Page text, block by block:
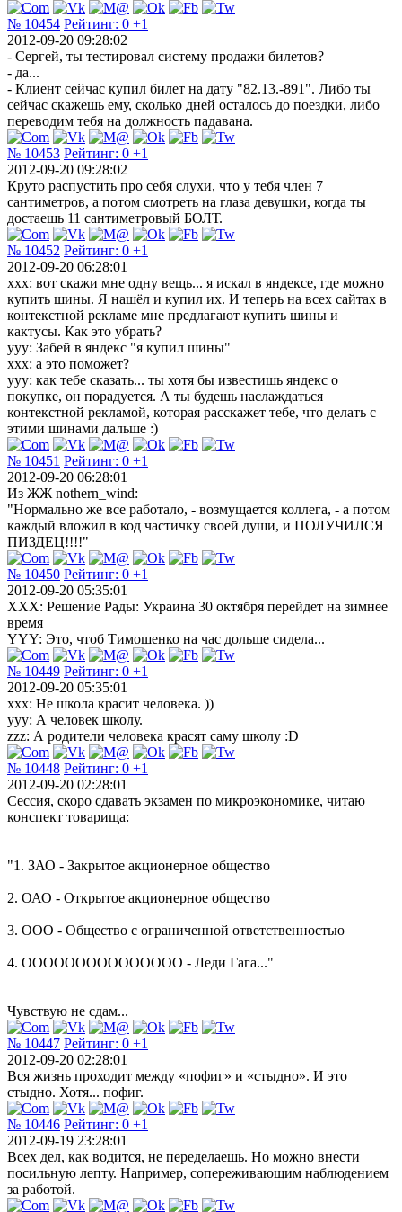
№ 10454 Рейтинг: 0 +1
2012-09-20 09:28:02
- Сергей, ты тестировал систему продажи билетов?
- да...
- Клиент сейчас купил билет на дату "82.13.-891". Либо ты
сейчас скажешь ему, сколько дней осталось до поездки, либо
переводим тебя на должность падавана.
№ 10453 Рейтинг: 0 +1
2012-09-20 09:28:02
Круто распустить про себя слухи, что у тебя член 7
сантиметров, а потом смотреть на глаза девушки, когда ты
достаешь 11 сантиметровый БОЛТ.
№ 10452 Рейтинг: 0 +1
2012-09-20 06:28:01
xxx: вот скажи мне одну вещь... я искал в яндексе, где можно
купить шины. Я нашёл и купил их. И теперь на всех сайтах в
контекстной рекламе мне предлагают купить шины и
кактусы. Как это убрать?
yyy: Забей в яндекс "я купил шины"
ххх: а это поможет?
yyy: как тебе сказать... ты хотя бы известишь яндекс о
покупке, он порадуется. А ты будешь наслаждаться
контекстной рекламой, которая расскажет тебе, что делать с
этими шинами дальше :)
№ 10451 Рейтинг: 0 +1
2012-09-20 06:28:01
Из ЖЖ nothern_wind:
"Нормально же все работало, - возмущается коллега, - а потом
каждый вложил в код частичку своей души, и ПОЛУЧИЛСЯ
ПИЗДЕЦ!!!!"
№ 10450 Рейтинг: 0 +1
2012-09-20 05:35:01
XXX: Решение Рады: Украина 30 октября перейдет на зимнее
время
YYY: Это, чтоб Тимошенко на час дольше сидела...
№ 10449 Рейтинг: 0 +1
2012-09-20 05:35:01
xxx: Не школа красит человека. ))
yyy: А человек школу.
zzz: А родители человека красят саму школу :D
№ 10448 Рейтинг: 0 +1
2012-09-20 02:28:01
Сессия, скоро сдавать экзамен по микроэкономике, читаю
конспект товарища:
"1. ЗАО - Закрытое акционерное общество
2. ОАО - Открытое акционерное общество
3. ООО - Общество с ограниченной ответственностью
4. ООООООООООООООО - Леди Гага..."
Чувствую не сдам...
№ 10447 Рейтинг: 0 +1
2012-09-20 02:28:01
Вся жизнь проходит между «пофиг» и «стыдно». И это
стыдно. Хотя... пофиг.
№ 10446 Рейтинг: 0 +1
2012-09-19 23:28:01
Всех дел, как водится, не переделаешь. Но можно внести
посильную лепту. Например, сопереживающим наблюдением
за работой.